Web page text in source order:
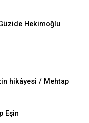
Hekimoğlu
hikâyesi / Mehtap
Eşin